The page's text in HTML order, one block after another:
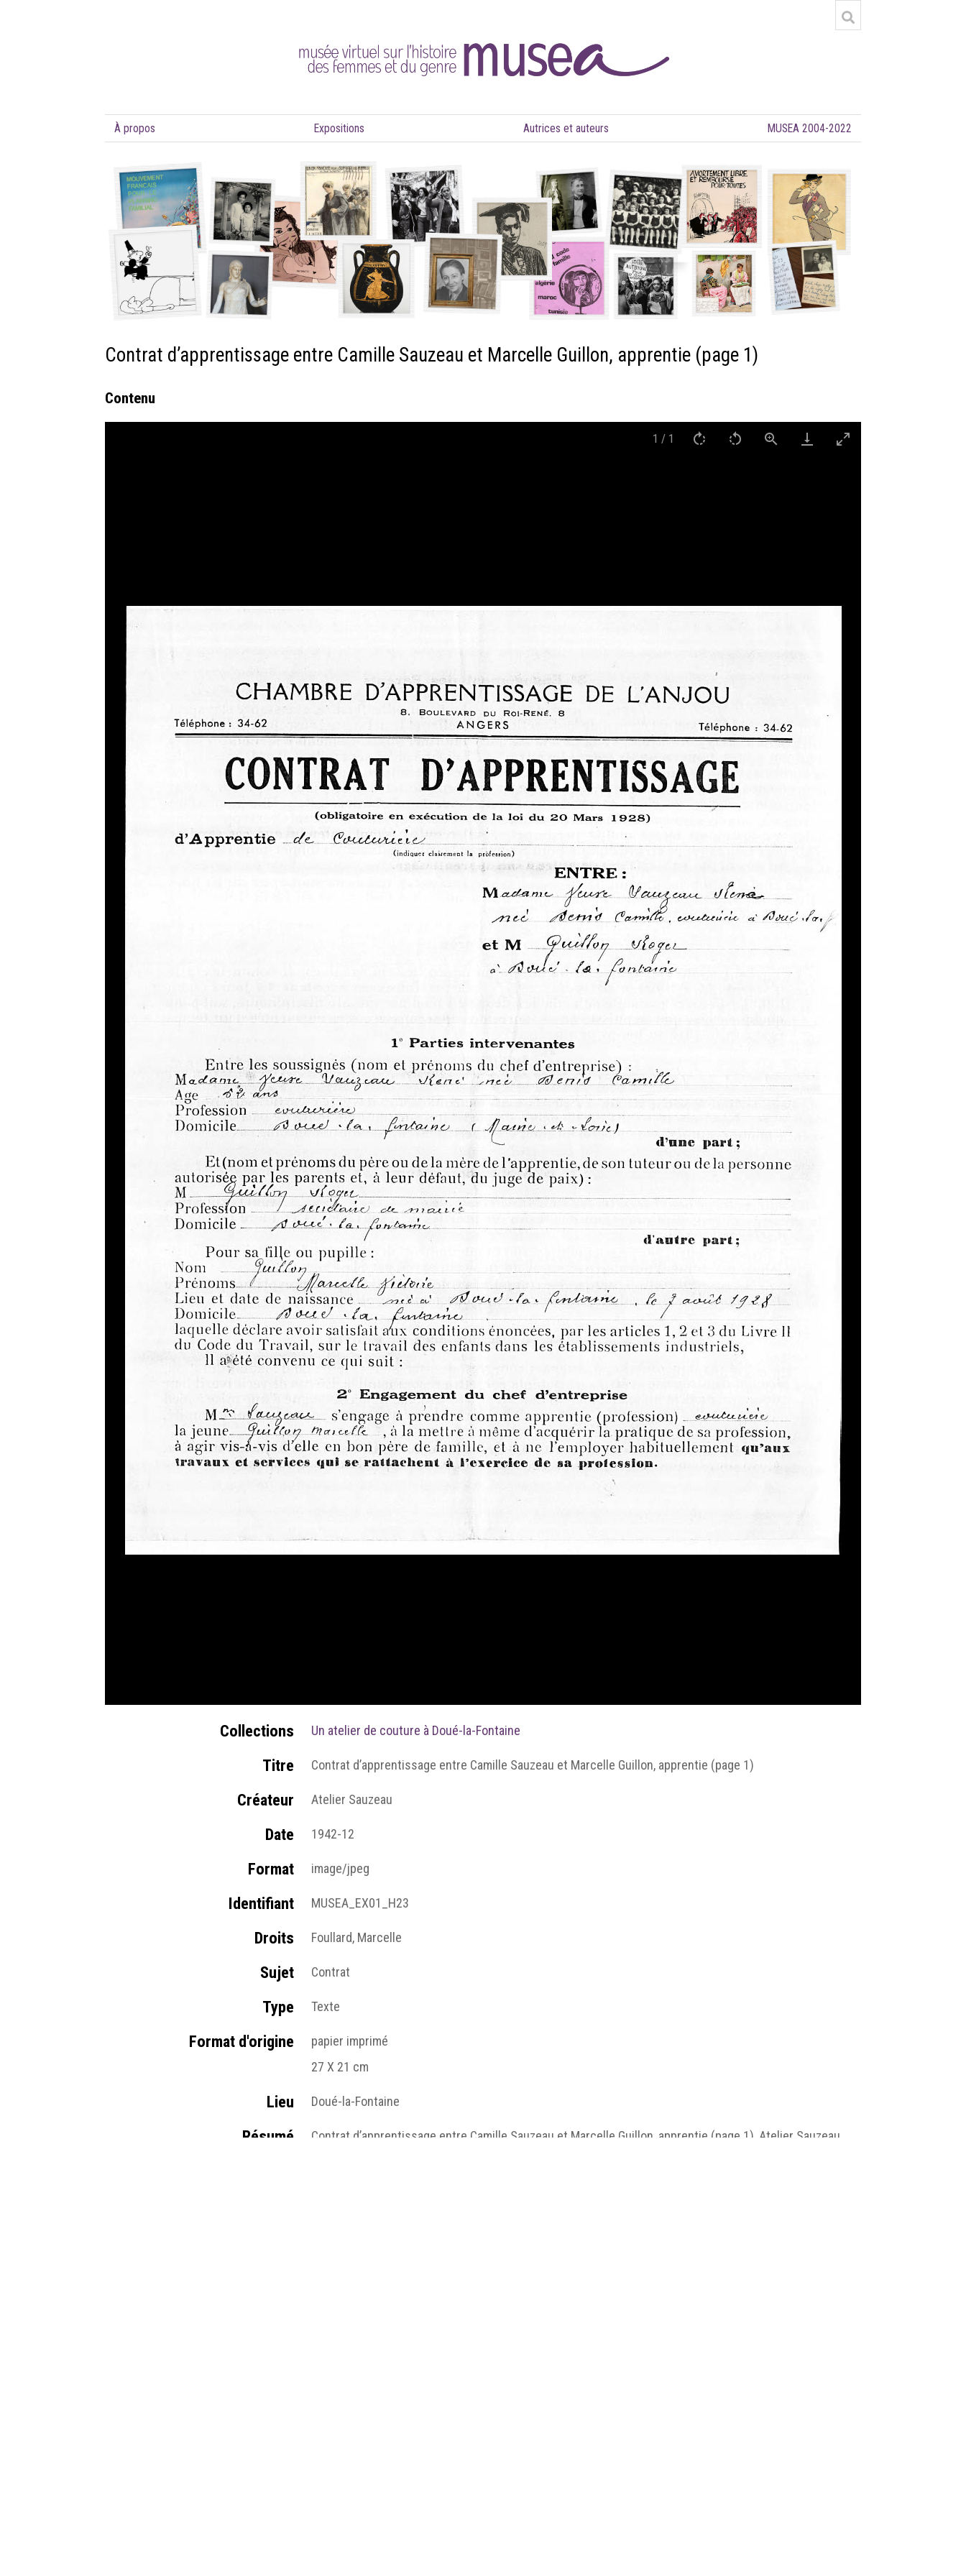
À propos Expositions Autrices et auteurs MUSEA 2004-2022
Contrat d’apprentissage entre Camille Sauzeau et Marcelle Guillon, apprentie (page 1)
Contenu
1 / 1
Collections Un atelier de couture à Doué-la-Fontaine
Titre Contrat d’apprentissage entre Camille Sauzeau et Marcelle Guillon, apprentie (page 1)
Créateur Atelier Sauzeau
Date 1942-12
Format image/jpeg
Identifiant MUSEA_EX01_H23
Droits Foullard, Marcelle
Sujet Contrat
Type Texte
Format d'origine
papier imprimé
27 X 21 cm
Lieu Doué-la-Fontaine
Résumé
Contrat d’apprentissage entre Camille Sauzeau et Marcelle Guillon, apprentie (page 1), Atelier Sauzeau,